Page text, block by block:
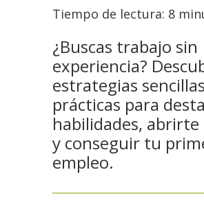
Tiempo de lectura: 8
¿Buscas trabajo sin
experiencia?
estrategias
prácticas para
habilidades, abrirte
y conseguir tu
empleo.